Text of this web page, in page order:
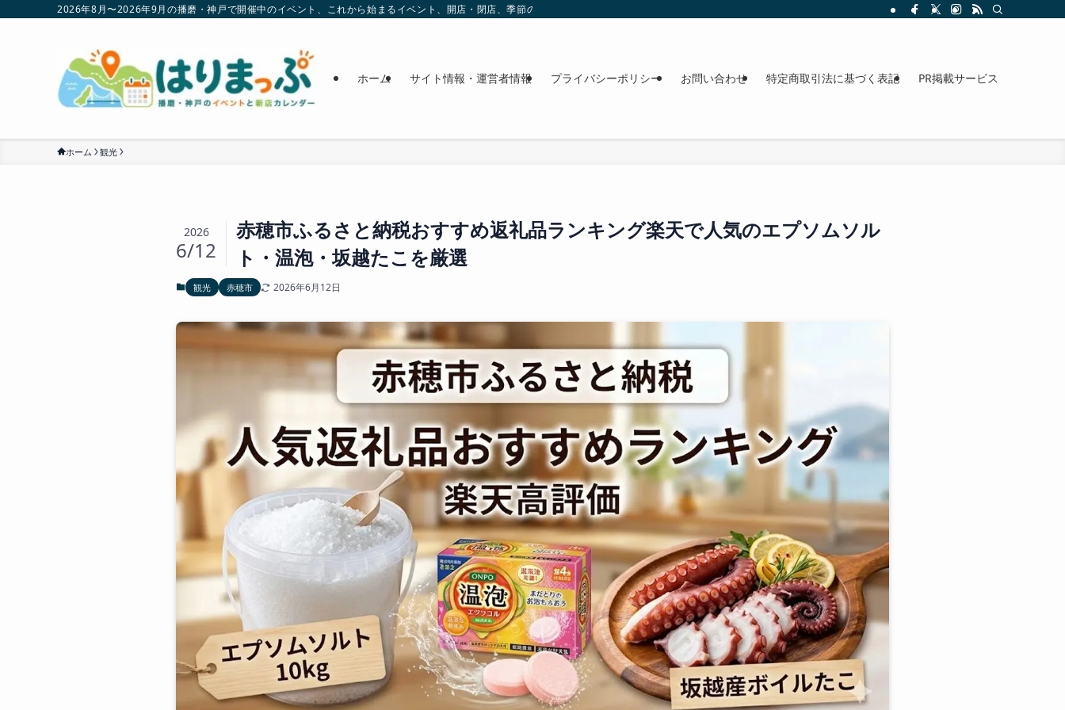
2026年8月〜2026年9月の播磨・神戸で開催中のイベント、これから始まるイベント、開店・閉店、季節の花、週末のおでかけ情報を日程順に整理。料金、駐車場、アクセスも確認できます。
ホーム サイト情報・運営者情報 プライバシーポリシー お問い合わせ 特定商取引法に基づく表記 PR掲載サービス
ホーム 観光
赤穂市ふるさと納税おすすめ返礼品ランキング楽天で人気のエプソムソル
ト・温泡・坂越たこを厳選
2026
6/12
観光 赤穂市 2026年6月12日